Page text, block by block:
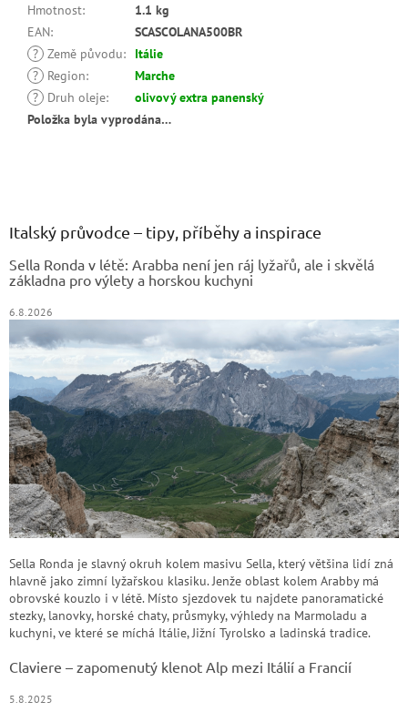
Hmotnost:
1.1 kg
EAN:
SCASCOLANA500BR
? Země původu:
Itálie
?
Region:
Marche
?
Druh oleje:
olivový extra panenský
Položka byla vyprodána…
Italský průvodce – tipy, příběhy a inspirace
Sella Ronda v létě: Arabba není jen ráj lyžařů, ale i skvělá
základna pro výlety a horskou kuchyni
6.8.2026
Sella Ronda je slavný okruh kolem masivu Sella, který většina lidí zná
hlavně jako zimní lyžařskou klasiku. Jenže oblast kolem Arabby má
obrovské kouzlo i v létě. Místo sjezdovek tu najdete panoramatické
stezky, lanovky, horské chaty, průsmyky, výhledy na Marmoladu a
kuchyni, ve které se míchá Itálie, Jižní Tyrolsko a ladinská tradice.
Claviere – zapomenutý klenot Alp mezi Itálií a Francií
5.8.2025